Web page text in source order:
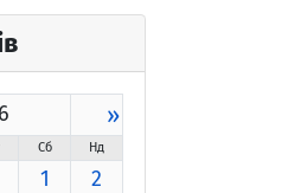
»
Сб Нд
1
2